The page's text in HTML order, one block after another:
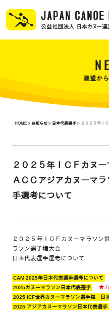
連盟か
HOME > お知らせ > 日本代表選手 > ２０２５年Ｉ
２０２５年ＩＣＦカヌ
ＡＣＣアジアカヌーマ
手選考について
２０２５年ＩＣＦカヌーマラソン
ラソン選手権大会
日本代表選手選考について
CAM 2025年日本代表選手選考について
2025カヌーマラソン日本代表選手
2025 ICF世界カヌーマラソン選手権 日
2025 アジアカヌーマラソン日本代表選手